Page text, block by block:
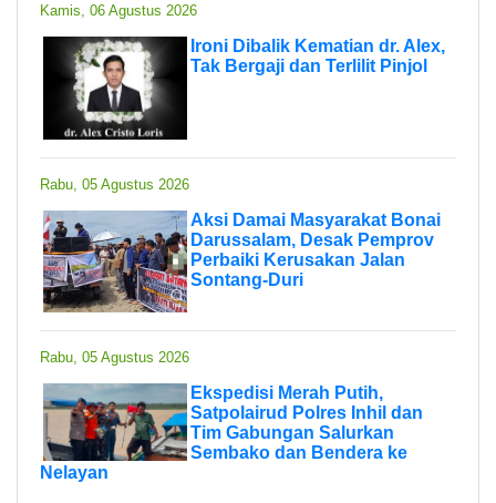
Kamis, 06 Agustus 2026
Ironi Dibalik Kematian dr. Alex,
Tak Bergaji dan Terlilit Pinjol
Rabu, 05 Agustus 2026
Aksi Damai Masyarakat Bonai
Darussalam, Desak Pemprov
Perbaiki Kerusakan Jalan
Sontang-Duri
Rabu, 05 Agustus 2026
Ekspedisi Merah Putih,
Satpolairud Polres Inhil dan
Tim Gabungan Salurkan
Sembako dan Bendera ke
Nelayan